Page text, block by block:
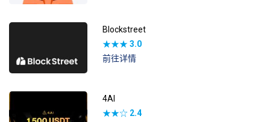
Blockstreet
★★★3.0
前往详情
4AI
★★☆ 2.4